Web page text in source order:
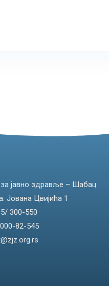
јавно здравље – Шабац
Јована Цвијића 1
300-550
82-545